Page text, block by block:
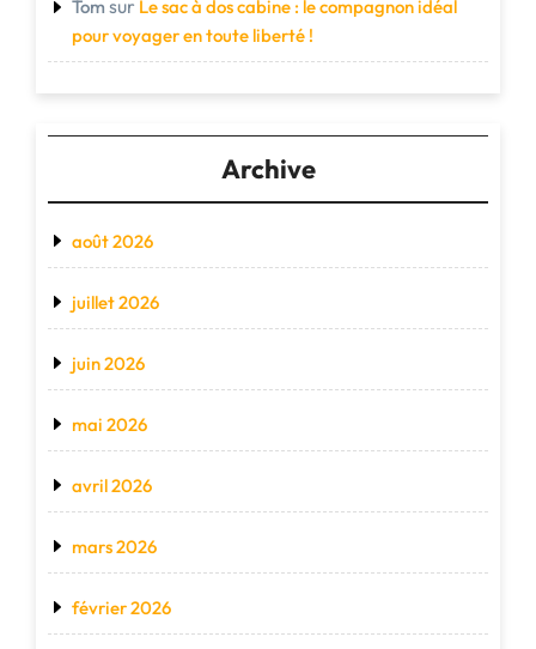
Tom sur Le sac à dos cabine : le compagnon idéal
pour voyager en toute liberté !
Archive
août 2026
juillet 2026
juin 2026
mai 2026
avril 2026
mars 2026
février 2026